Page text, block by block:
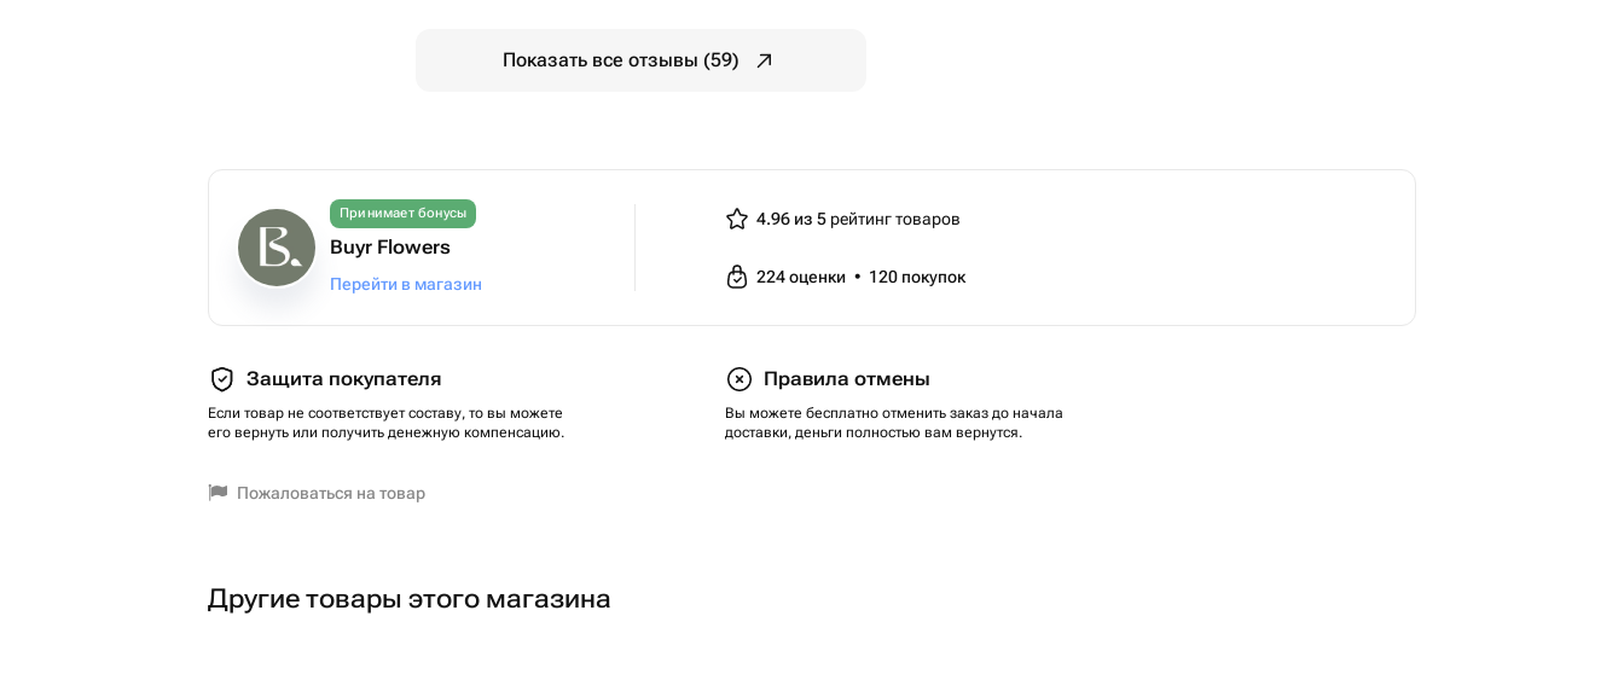
Показать все отзывы (59)
Принимает бонусы
Buyr Flowers
Перейти в магазин
4.96 из 5 рейтинг товаров
224оценки • 120 покупок
Защита покупателя
Если товар не соответствует составу, то вы можете
его вернуть или получить денежную компенсацию.
Правила отмены
Вы можете бесплатно отменить заказ до начала
доставки, деньги полностью вам вернутся.
Пожаловаться на товар
Другие товары этого магазина